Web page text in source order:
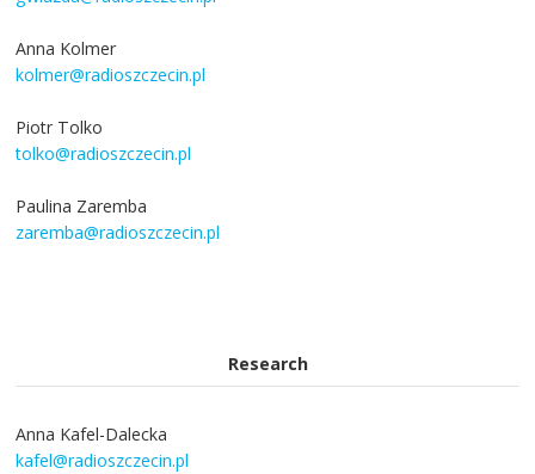
Anna Kolmer
kolmer@radioszczecin.pl
Piotr Tolko
tolko@radioszczecin.pl
Paulina Zaremba
zaremba@radioszczecin.pl
Research
Anna Kafel-Dalecka
kafel@radioszczecin.pl